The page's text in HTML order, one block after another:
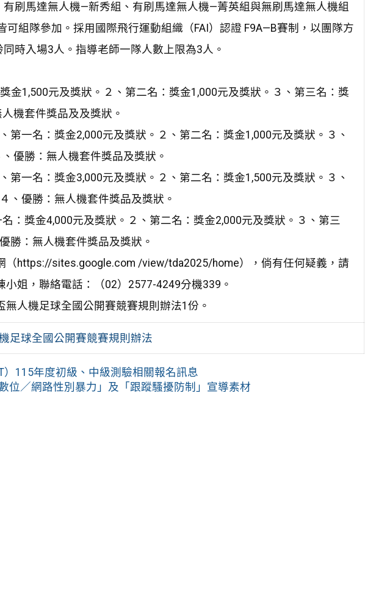
刷馬達無人機—新秀組、有刷馬達無人機—菁英組與無刷馬達無人機組
可組隊參加。採用國際飛行運動組織（FAI）認證 F9A—B賽制，以團隊方
時入場3人。指導老師一隊人數上限為3人。
金1,500元及獎狀。２、第二名：獎金1,000元及獎狀。３、第三名：獎
機套件獎品及及獎狀。
第一名：獎金2,000元及獎狀。２、第二名：獎金1,000元及獎狀。３、
優勝：無人機套件獎品及獎狀。
第一名：獎金3,000元及獎狀。２、第二名：獎金1,500元及獎狀。３、
、優勝：無人機套件獎品及獎狀。
：獎金4,000元及獎狀。２、第二名：獎金2,000元及獎狀。３、第三
勝：無人機套件獎品及獎狀。
（https://sites.google.com /view/tda2025/home），倘有任何疑義，請
姐，聯絡電話：（02）2577-4249分機339。
人機足球全國公開賽競賽規則辦法1份。
足球全國公開賽競賽規則辦法
）115年度初級、中級測驗相關報名訊息
位／網路性別暴力」及「跟蹤騷擾防制」宣導素材